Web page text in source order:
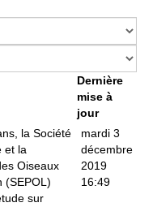
Dernière
mise à
jour
la Société
et la
Oiseaux
(SEPOL)
sur
mardi 3
décembre
2019
16:49